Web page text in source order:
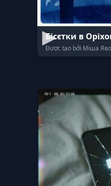
Бісєтки в
Được tạo bởi Міша